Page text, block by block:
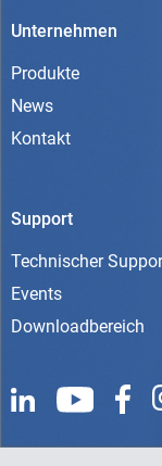
Unternehmen
Produkte
News
Kontakt
Support
Technischer
Events
Downloadbereich